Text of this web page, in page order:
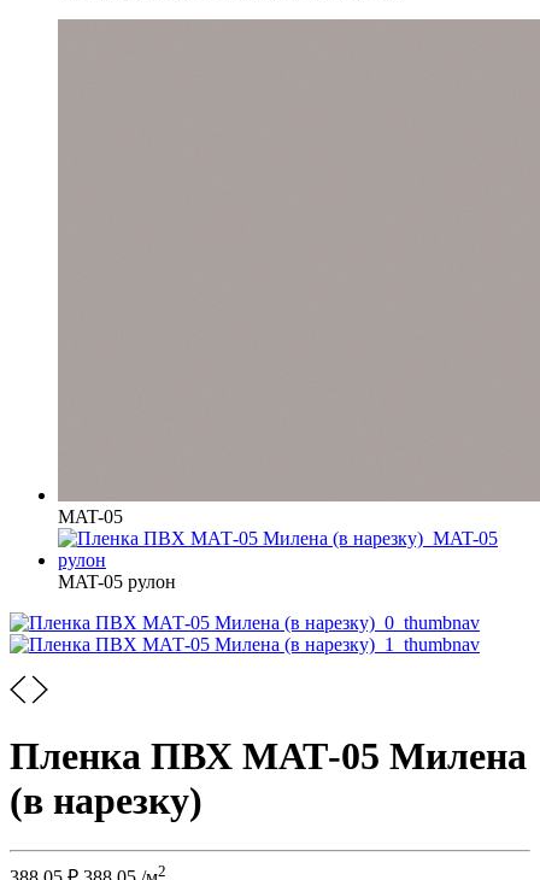
MAT-05
MAT-05 рулон
Пленка ПВХ МАТ-05 Милена
(в нарезку)
2